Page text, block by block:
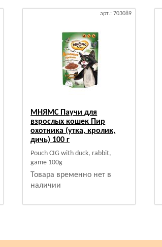
арт.: 703089
МНЯМС Паучи для
взрослых кошек Пир
охотника (утка, кролик,
дичь) 100 г
Pouch CIG with duck, rabbit,
game 100g
Товара временно нет в
наличии